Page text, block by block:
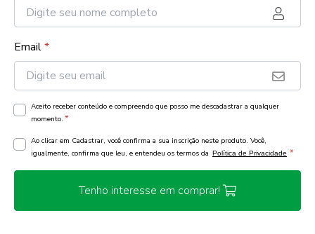
Email*
Aceito receber conteúdo e compreendo que posso me descadastrar a qualquer
momento. *
Ao clicar em Cadastrar, você confirma a sua inscrição neste produto. Você,
igualmente, confirma que leu, e entendeu os termos da Política de Privacidade *
Tenho interesse em comprar!